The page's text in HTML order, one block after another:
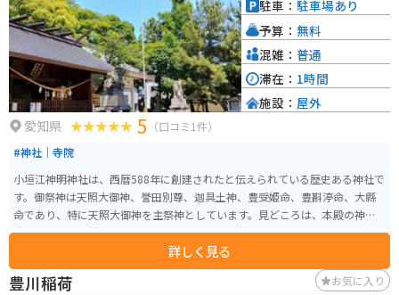
愛知県 5 （口コミ1件）
#神社｜寺院
小垣江神明神社は、西暦588年に創建されたと伝えられている歴史ある神社で
す。御祭神は天照大御神、誉田別尊、迦具土神、豊受姫命、豊斟渟命、大縣
命であり、特に天照大御神を主祭神としています。見どころは、本殿の神明
造りや刈谷市天然記念物に指定されている親子松などです。毎月1日や特定の
祭日には「朔日参り」が行われ、多くの参拝者が訪れます。 季節ごとに異な
るデザインの御朱印が人気で、特に「食べ物と動物」をテーマにした月替わ
りの御朱印は、参拝の楽しみの一つとなっています。神社はパワースポット
詳しく見る
駐車： 駐車場あり
予算： 無料
混雑： 普通
滞在： 1時間
施設： 屋外
豊川稲荷 お気に入り